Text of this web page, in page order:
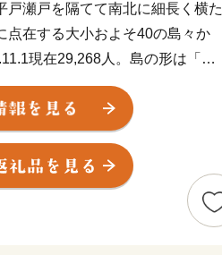
瀬戸を隔てて南北に細長く横た
点在する大小およそ40の島々か
現在29,268人。島の形は「タ
は玄界灘、西は東シナ海を望んで